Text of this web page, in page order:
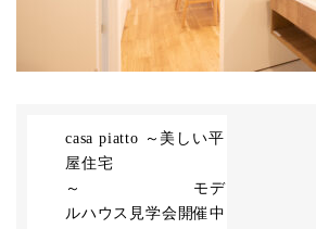
casa piatto ～美しい平
屋住宅
～ モデ
ルハウス見学会開催中